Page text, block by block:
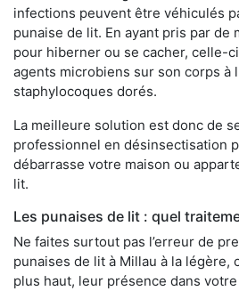
infections peuvent être véhiculés
punaise de lit. En ayant pris par de
pour hiberner ou se cacher, celle-
agents microbiens sur son corps à
staphylocoques dorés.
La meilleure solution est donc de
professionnel en désinsectisation
débarrasse votre maison ou
lit.
Les punaises de lit : quel
Ne faites surtout pas l’erreur de
punaises de lit à Millau à la légère,
plus haut, leur présence dans